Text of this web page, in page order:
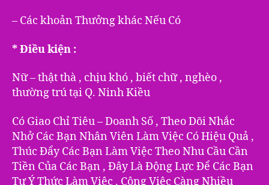
– Các khoản Thưởng khác Nếu Có
* Điều kiện :
Nữ – thật thà , chịu khó , biết chữ , nghèo ,
thường trú tại Q. Ninh Kiều
Có Giao Chỉ Tiêu – Doanh Số , Theo Dõi Nhắc
Nhở Các Bạn Nhân Viên Làm Việc Có Hiệu Quả ,
Thúc Đẩy Các Bạn Làm Việc Theo Nhu Cầu Cần
Tiền Của Các Bạn , Đây Là Động Lực Để Các Bạn
Tự Ý Thức Làm Việc , Công Việc Càng Nhiều